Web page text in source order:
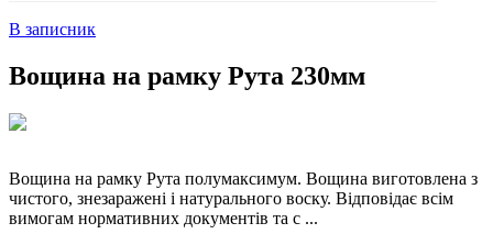
В записник
Вощина на рамку Рута 230мм
Вощина на рамку Рута полумаксимум. Вощина виготовлена з
чистого, знезаражені і натурального воску. Відповідає всім
вимогам нормативних документів та с ...